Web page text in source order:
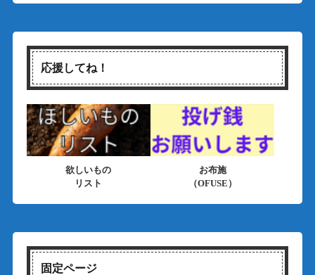
応援してね！
欲しいもの
リスト
お布施
（OFUSE）
固定ページ